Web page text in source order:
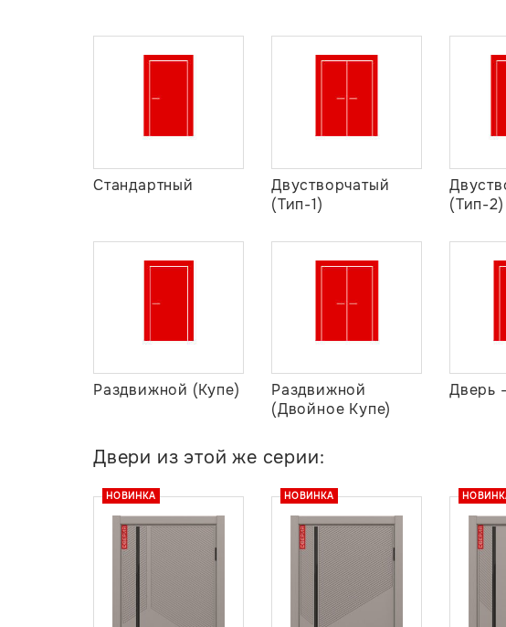
Стандартный
Двустворчатый
(Тип-1)
(Тип-2)
Раздвижной (Купе)
Раздвижной
(Двойное Купе)
Дверь
Двери из этой же серии:
НОВИНКА НОВИНКА